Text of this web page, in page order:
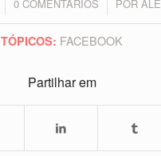
0 COMENTÁRIOS
/ POR
TÓPICOS: FACEBOOK
Partilhar em